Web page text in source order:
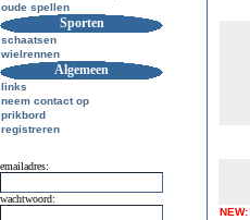
oude spellen
Sporten
schaatsen
wielrennen
Algemeen
links
neem contact op
prikbord
registreren
emailadres:
wachtwoord:
NEW: